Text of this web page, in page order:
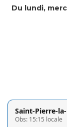
Du lundi,